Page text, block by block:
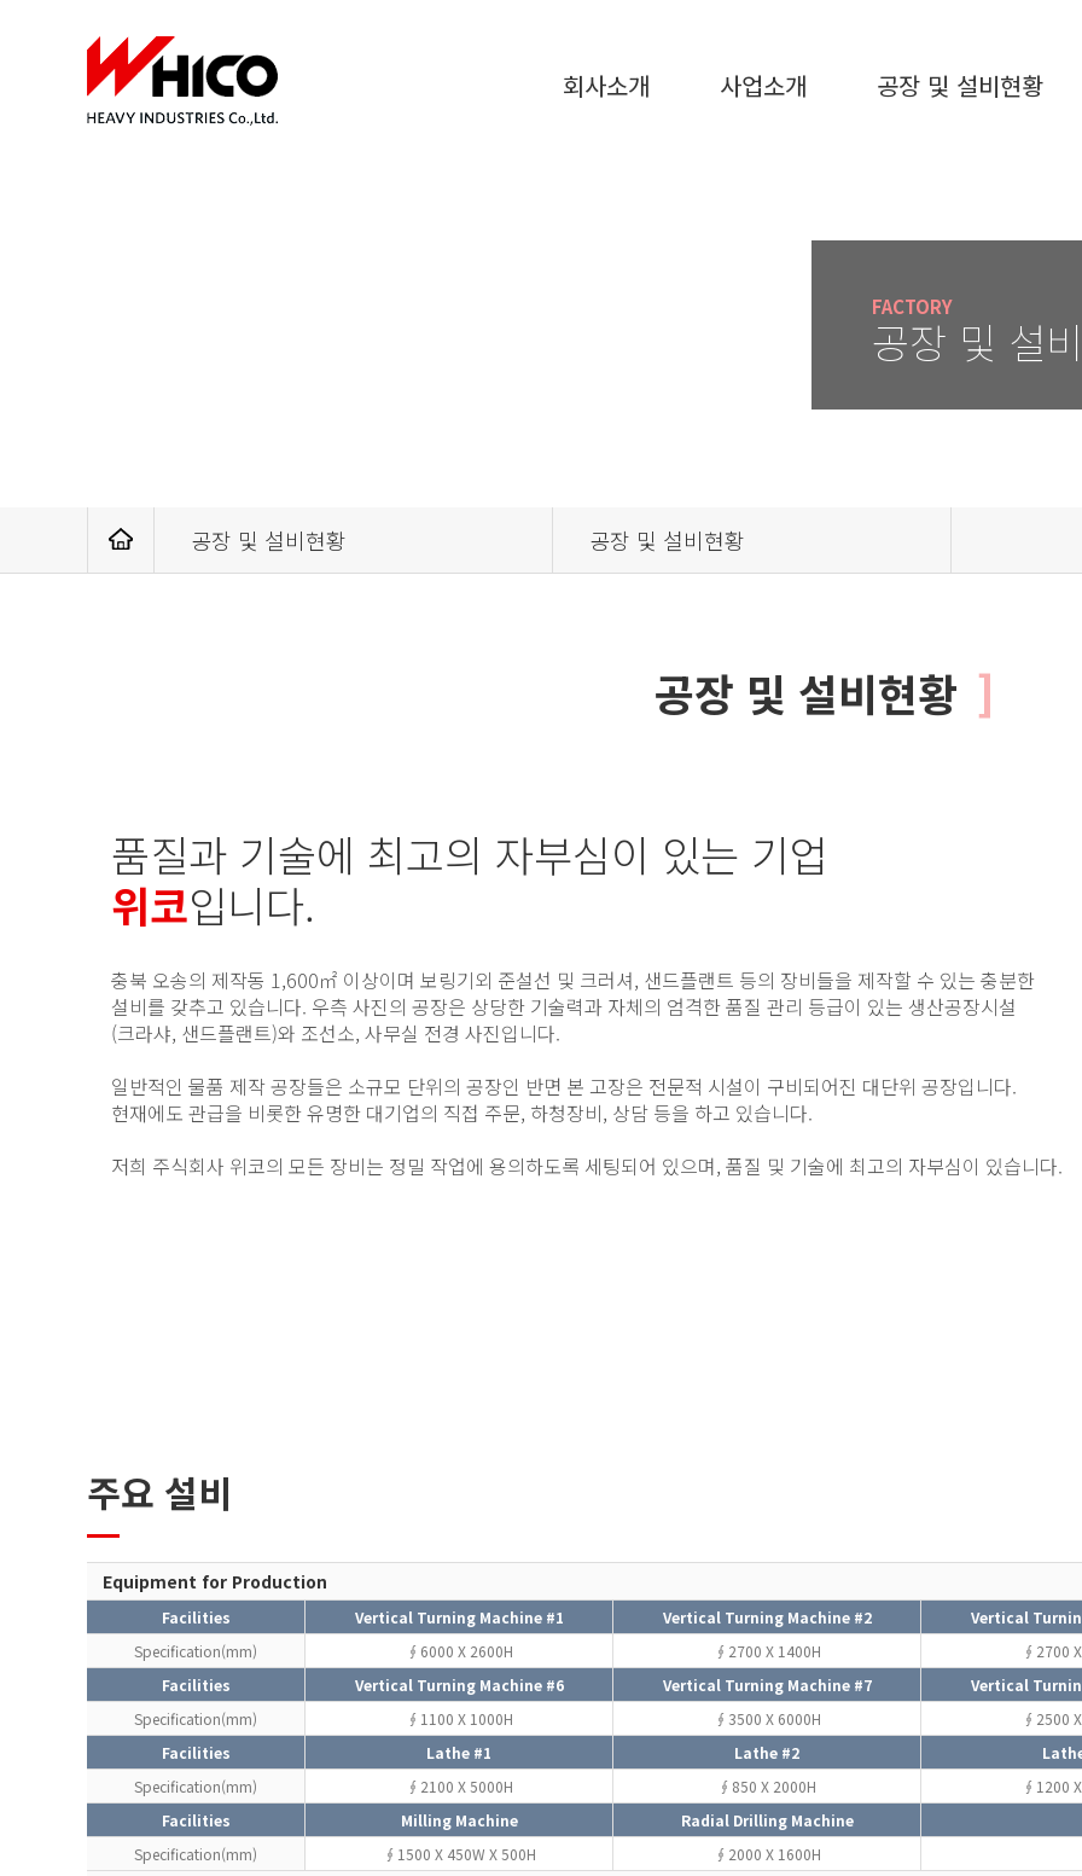
회사소개 사업소개 공장 및 설비현황
FACTORY
공장 및 설
공장 및 설비현황 공장 및 설비현황
공장 및 설비현황
품질과 기술에 최고의 자부심이 있는 기업
위코입니다.
충북 오송의 제작동 1,600㎡ 이상이며 보링기외 준설선 및 크러셔, 샌드플랜트 등의 장비들을 제작할 수 있는 충분한
설비를 갖추고 있습니다. 우측 사진의 공장은 상당한 기술력과 자체의 엄격한 품질 관리 등급이 있는 생산공장시설
(크라샤, 샌드플랜트)와 조선소, 사무실 전경 사진입니다.
일반적인 물품 제작 공장들은 소규모 단위의 공장인 반면 본 고장은 전문적 시설이 구비되어진 대단위 공장입니다.
현재에도 관급을 비롯한 유명한 대기업의 직접 주문, 하청장비, 상담 등을 하고 있습니다.
저희 주식회사 위코의 모든 장비는 정밀 작업에 용의하도록 세팅되어 있으며, 품질 및 기술에 최고의 자부심이 있습니다.
주요 설비
Equipment for Production
Facilities Vertical Turning Machine #1 Vertical Turning Machine #2 Vertical
Specification(mm)
∮6000 X 2600H ∮2700 X 1400H ∮2700
Facilities
Vertical Turning Machine #6 Vertical Turning Machine #7 Vertical
Specification(mm)
∮1100 X 1000H ∮3500 X 6000H ∮2500
Facilities
Lathe #1 Lathe #2
Specification(mm)
∮2100 X 5000H ∮850 X 2000H ∮1200
Facilities
Milling Machine
Radial Drilling Machine
Specification(mm)
∮1500 X 450W X 500H ∮2000 X 1600H